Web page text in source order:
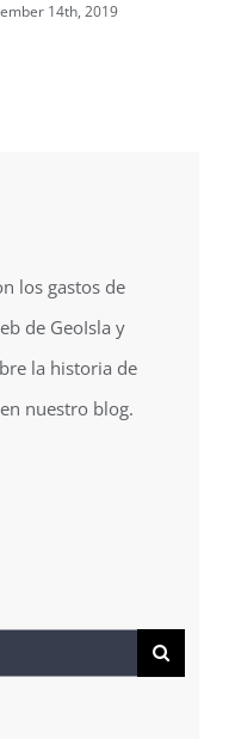
February 5th, 2020
los gastos de
de GeoIsla y
la historia de
nuestro blog.